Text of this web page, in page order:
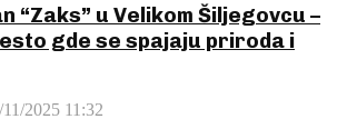
“Zaks” u Velikom Šiljegovcu –
gde se spajaju priroda i
11/2025 11:32